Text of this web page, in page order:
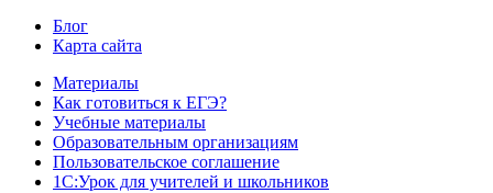
Блог
Карта сайта
Материалы
Как готовиться к ЕГЭ?
Учебные материалы
Образовательным организациям
Пользовательское соглашение
1С:Урок для учителей и школьников